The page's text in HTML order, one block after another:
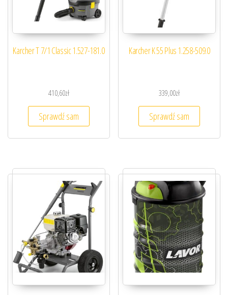
Karcher T 7/1 Classic 1.527-181.0
410,60zł
Sprawdź sam
Karcher K 55 Plus 1.258-509.0
339,00zł
Sprawdź sam